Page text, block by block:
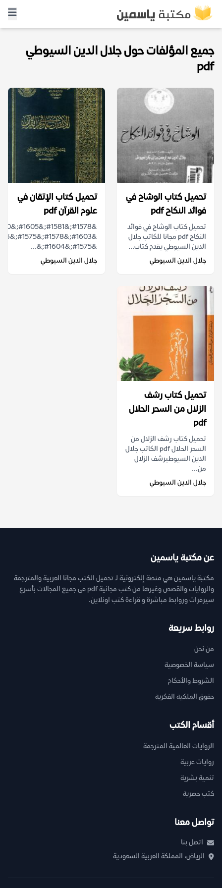
جميع المؤلفات حول جلال الدين السيوطي
pdf
تحميل كتاب الوشاح في
فوائد النكاح pdf
تحميل كتاب الوشاح في فوائد
النكاح pdf مجانا للكاتب جلال
الدين السيوطي يقدم كتاب...
جلال الدين السيوطي
تحميل كتاب الإتقان في
علوم القرآن pdf
&#1575;&#1604;&...
جلال الدين السيوطي
تحميل كتاب رشف
الزلال من السحر الحلال
pdf
تحميل كتاب رشف الزلال من
السحر الحلال pdf الكاتب جلال
الدين السيوطيرشف الزلال
من...
جلال الدين السيوطي
عن مكتبة ياسمين
مكتبة ياسمين هي منصة إلكترونية لـ تحميل الكتب مجانا العربية والمترجمة
والروايات والقصص وغيرها من كتب مجانية pdf فى جميع المجالات بأسرع
سيرفرات وروابط مباشرة و قراءة كتب اونلاين.
روابط سريعة
من نحن
سياسة الخصوصية
الشروط والأحكام
حقوق الملكية الفكرية
أقسام الكتب
الروايات العالمية المترجمة
روايات عربية
تنمية بشرية
كتب حصرية
تواصل معنا
اتصل بنا
الرياض، المملكة العربية السعودية